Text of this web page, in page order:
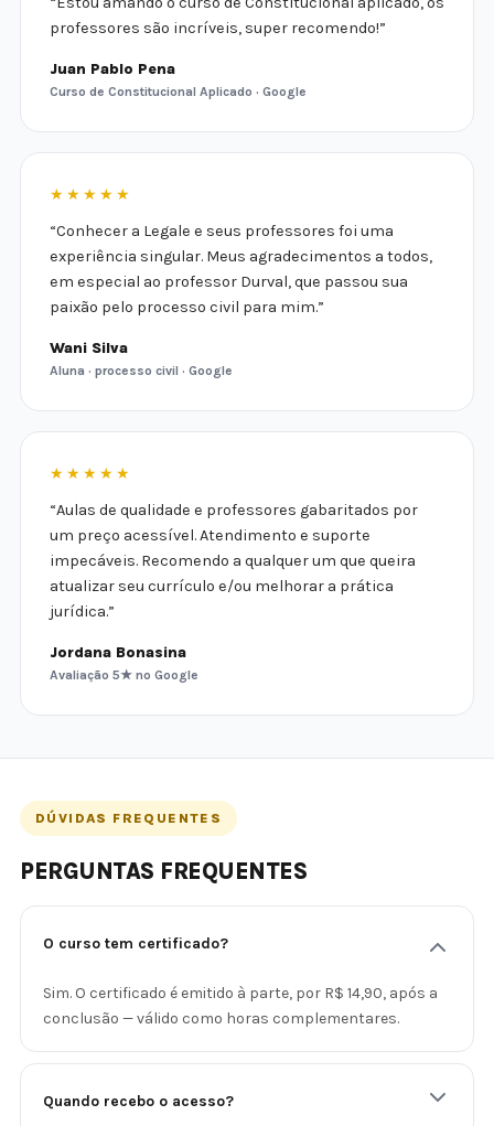
professores são incríveis, super recomendo!”
Juan Pablo Pena
Curso de Constitucional Aplicado · Google
★★★★★
“Conhecer a Legale e seus professores foi uma
experiência singular. Meus agradecimentos a todos,
em especial ao professor Durval, que passou sua
paixão pelo processo civil para mim.”
Wani Silva
Aluna · processo civil · Google
★★★★★
“Aulas de qualidade e professores gabaritados por
um preço acessível. Atendimento e suporte
impecáveis. Recomendo a qualquer um que queira
atualizar seu currículo e/ou melhorar a prática
jurídica.”
Jordana Bonasina
Avaliação 5★ no Google
DÚVIDAS FREQUENTES
PERGUNTAS FREQUENTES
O curso tem certificado?
Sim. O certificado é emitido à parte, por R$ 14,90, após a
conclusão — válido como horas complementares.
Quando recebo o acesso?